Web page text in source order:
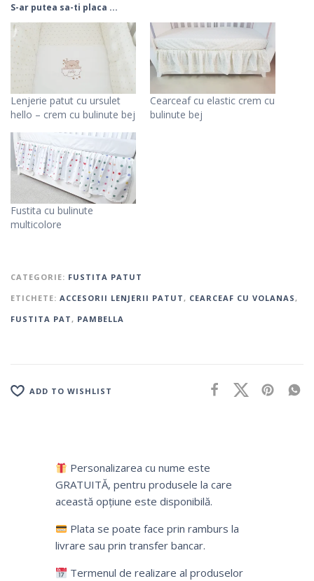
S-ar putea sa-ti placa ...
Lenjerie patut cu ursulet
hello – crem cu bulinute bej
Cearceaf cu elastic crem cu
bulinute bej
Fustita cu bulinute
multicolore
CATEGORIE: FUSTITA PATUT
ETICHETE: ACCESORII LENJERII PATUT, CEARCEAF CU VOLANAS,
FUSTITA PAT, PAMBELLA
ADD TO WISHLIST
Personalizarea cu nume este
GRATUITĂ, pentru produsele la care
această opțiune este disponibilă.
Plata se poate face prin ramburs la
livrare sau prin transfer bancar.
Termenul de realizare al produselor